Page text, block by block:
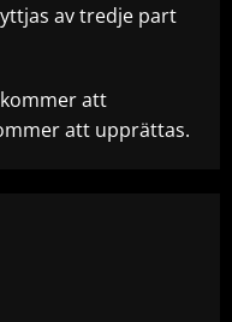
av tredje part
att
att upprättas.